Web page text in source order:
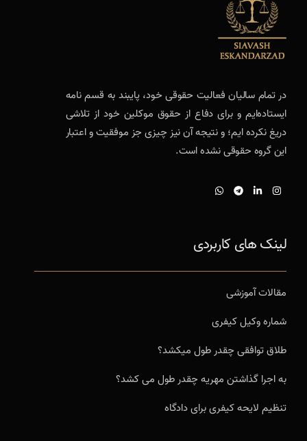
در تمام سالیان فعالیت حقوقی خود، پایبند به قسم نامه
ایستاده‌ایم و برای دفاع از حقوق موکلین خود از تلاشی
دریغ نکرده ایم؛ و نتیجه آن نیز چیزی جز موفقیت و اعتبار
این گروه حقوقی نشده است.
لینک های کاربردی
مقالات آموزشی
شماره وکیل کیفری
طلاق توافقی چقدر طول میکشد؟
به اجرا گذاشتن مهریه چقدر طول می کشد؟
تنظیم لایحه کیفری برای دادگاه